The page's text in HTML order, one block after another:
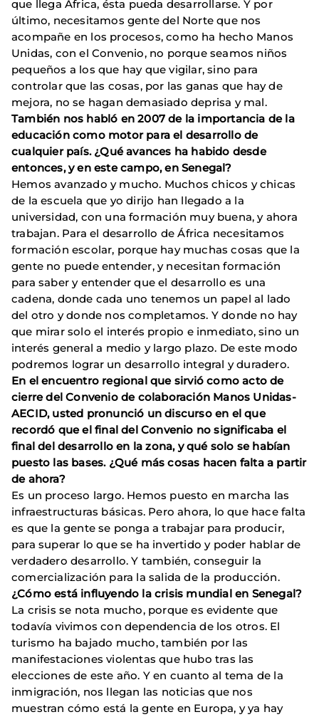
que llega África, ésta pueda desarrollarse. Y por
último, necesitamos gente del Norte que nos
acompañe en los procesos, como ha hecho Manos
Unidas, con el Convenio, no porque seamos niños
pequeños a los que hay que vigilar, sino para
controlar que las cosas, por las ganas que hay de
mejora, no se hagan demasiado deprisa y mal.
También nos habló en 2007 de la importancia de la
educación como motor para el desarrollo de
cualquier país. ¿Qué avances ha habido desde
entonces, y en este campo, en Senegal?
Hemos avanzado y mucho. Muchos chicos y chicas
de la escuela que yo dirijo han llegado a la
universidad, con una formación muy buena, y ahora
trabajan. Para el desarrollo de África necesitamos
formación escolar, porque hay muchas cosas que la
gente no puede entender, y necesitan formación
para saber y entender que el desarrollo es una
cadena, donde cada uno tenemos un papel al lado
del otro y donde nos completamos. Y donde no hay
que mirar solo el interés propio e inmediato, sino un
interés general a medio y largo plazo. De este modo
podremos lograr un desarrollo integral y duradero.
En el encuentro regional que sirvió como acto de
cierre del Convenio de colaboración Manos Unidas-
AECID, usted pronunció un discurso en el que
recordó que el final del Convenio no significaba el
final del desarrollo en la zona, y qué solo se habían
puesto las bases. ¿Qué más cosas hacen falta a partir
de ahora?
Es un proceso largo. Hemos puesto en marcha las
infraestructuras básicas. Pero ahora, lo que hace falta
es que la gente se ponga a trabajar para producir,
para superar lo que se ha invertido y poder hablar de
verdadero desarrollo. Y también, conseguir la
comercialización para la salida de la producción.
¿Cómo está influyendo la crisis mundial en Senegal?
La crisis se nota mucho, porque es evidente que
todavía vivimos con dependencia de los otros. El
turismo ha bajado mucho, también por las
manifestaciones violentas que hubo tras las
elecciones de este año. Y en cuanto al tema de la
inmigración, nos llegan las noticias que nos
muestran cómo está la gente en Europa, y ya hay